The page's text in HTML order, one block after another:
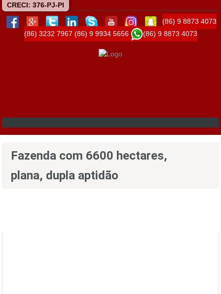
CRECI: 376-PJ-PI
(86) 9 8873 4073
(86) 3232 7967 (86) 9 9934 5656 (86) 9 8873 4073
Fazenda com 6600 hectares,
plana, dupla aptidão